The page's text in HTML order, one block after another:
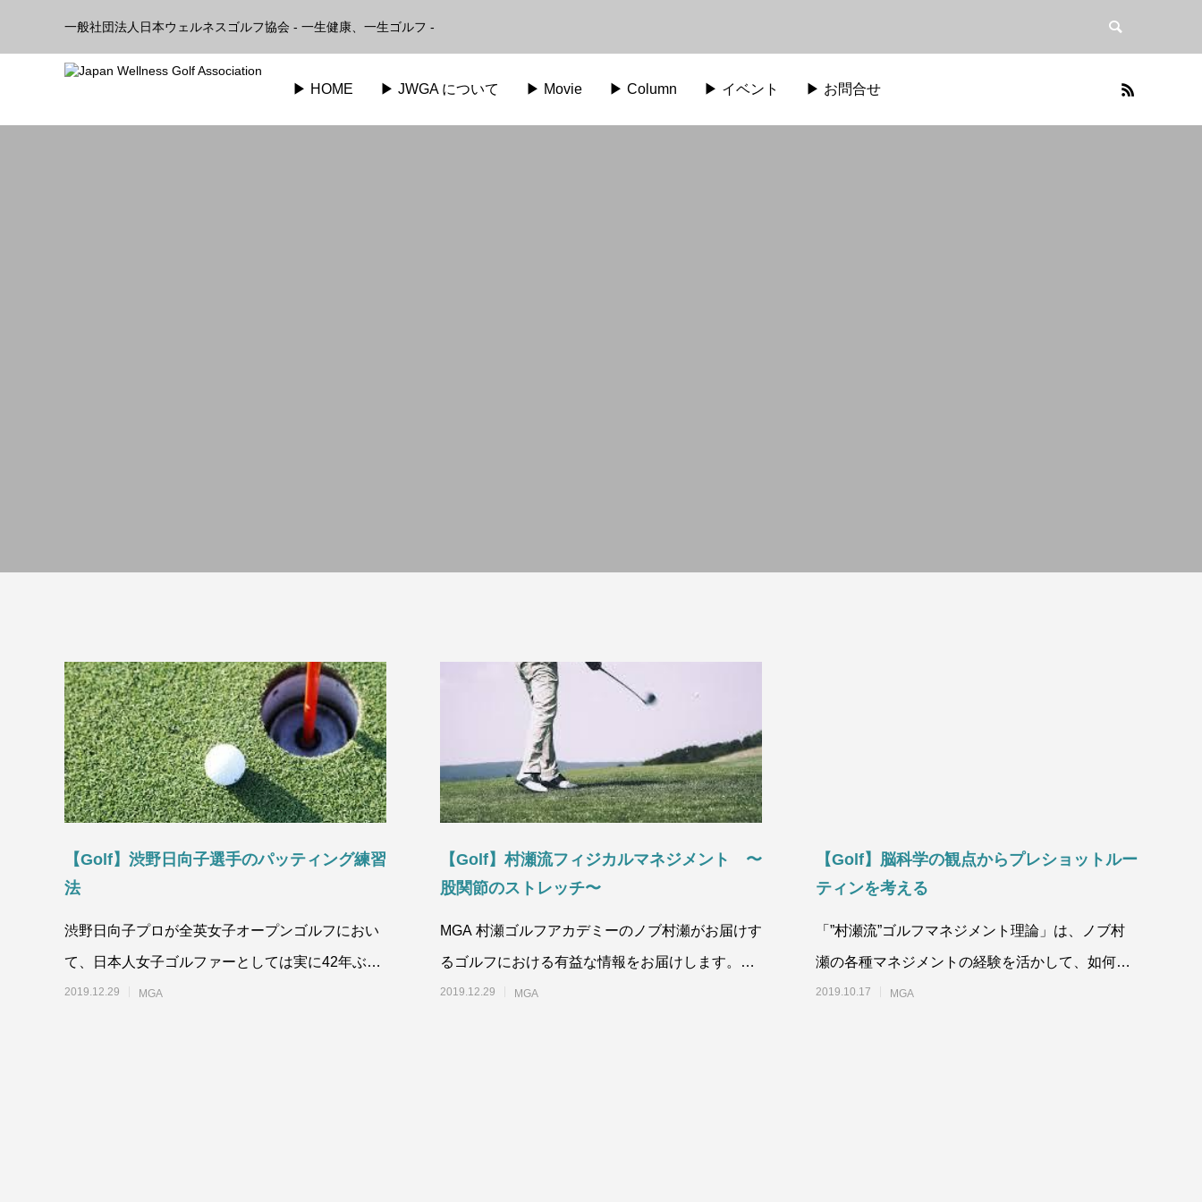
一般社団法人日本ウェルネスゴルフ協会 - 一生健康、一生ゴルフ -
▶︎ HOME ▶︎ JWGA について ▶︎ Movie ▶︎ Column ▶︎ イベント ▶︎ お問合せ
【Golf】渋野日向子選手のパッティング練習
法
渋野日向子プロが全英女子オープンゴルフにおい
て、日本人女子ゴルファーとしては実に42年ぶり
にメジャー優勝しました。その渋谷日向子選
2019.12.29 MGA
【Golf】村瀬流フィジカルマネジメント 〜
股関節のストレッチ〜
MGA 村瀬ゴルフアカデミーのノブ村瀬がお届けす
るゴルフにおける有益な情報をお届けします。公
式サイト http://nobugol
2019.12.29 MGA
【Golf】脳科学の観点からプレショットルー
ティンを考える
「”村瀬流”ゴルフマネジメント理論」は、ノブ村
瀬の各種マネジメントの経験を活かして、如何に
身体に優しく、楽しみながら、成果を出していく
2019.10.17 MGA